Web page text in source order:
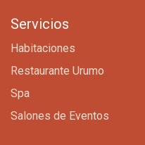
Servicios
Habitaciones
Restaurante Urumo
Spa
Salones de Eventos